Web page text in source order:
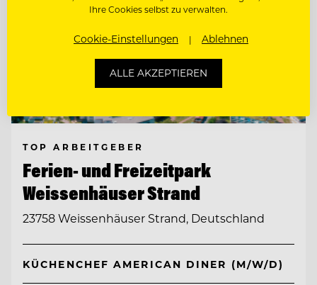
TOP ARBEITGEBER
Ferien- und Freizeitpark
Weissenhäuser Strand
23758 Weissenhäuser Strand, Deutschland
KÜCHENCHEF AMERICAN DINER (M/W/D)
Ihre Cookies selbst zu verwalten.
Cookie-Einstellungen Ablehnen
ALLE AKZEPTIEREN